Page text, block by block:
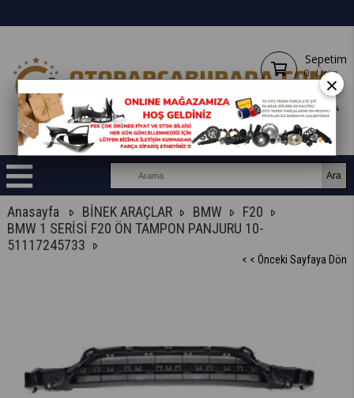
Sepetim
0 Ürün
Anasayfa BİNEK ARAÇLAR BMW
F20
BMW 1 SERİSİ F20 ÖN TAMPON PANJURU 10-
51117245733
< < Önceki Sayfaya Dön
×